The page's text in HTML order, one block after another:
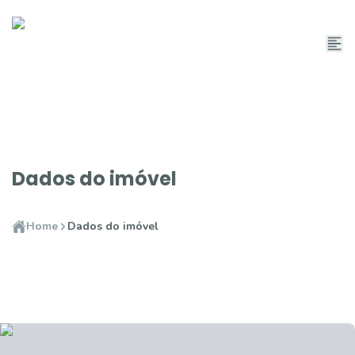
Dados do imóvel
Home Dados do imóvel